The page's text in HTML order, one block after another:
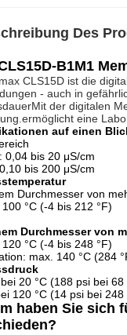
Des
B1M1
CLS15D ist die
- auch in
der digitalen
eine
auf einen
0,04 bis 20 μS/cm
bis 200 μS/cm
Durchmesser von
°C (-4 bis 212 °F)
Durchmesser von
°C (-4 bis 248 °F)
max. 140 °C (284
20 °C (188 psi bei 68
120 °C (14 psi bei 248
haben Sie sich